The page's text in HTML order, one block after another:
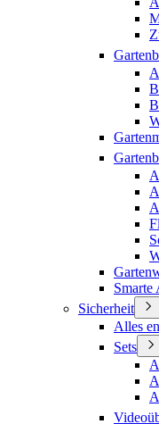
Smarte
Sicherheit
Alles
Sets